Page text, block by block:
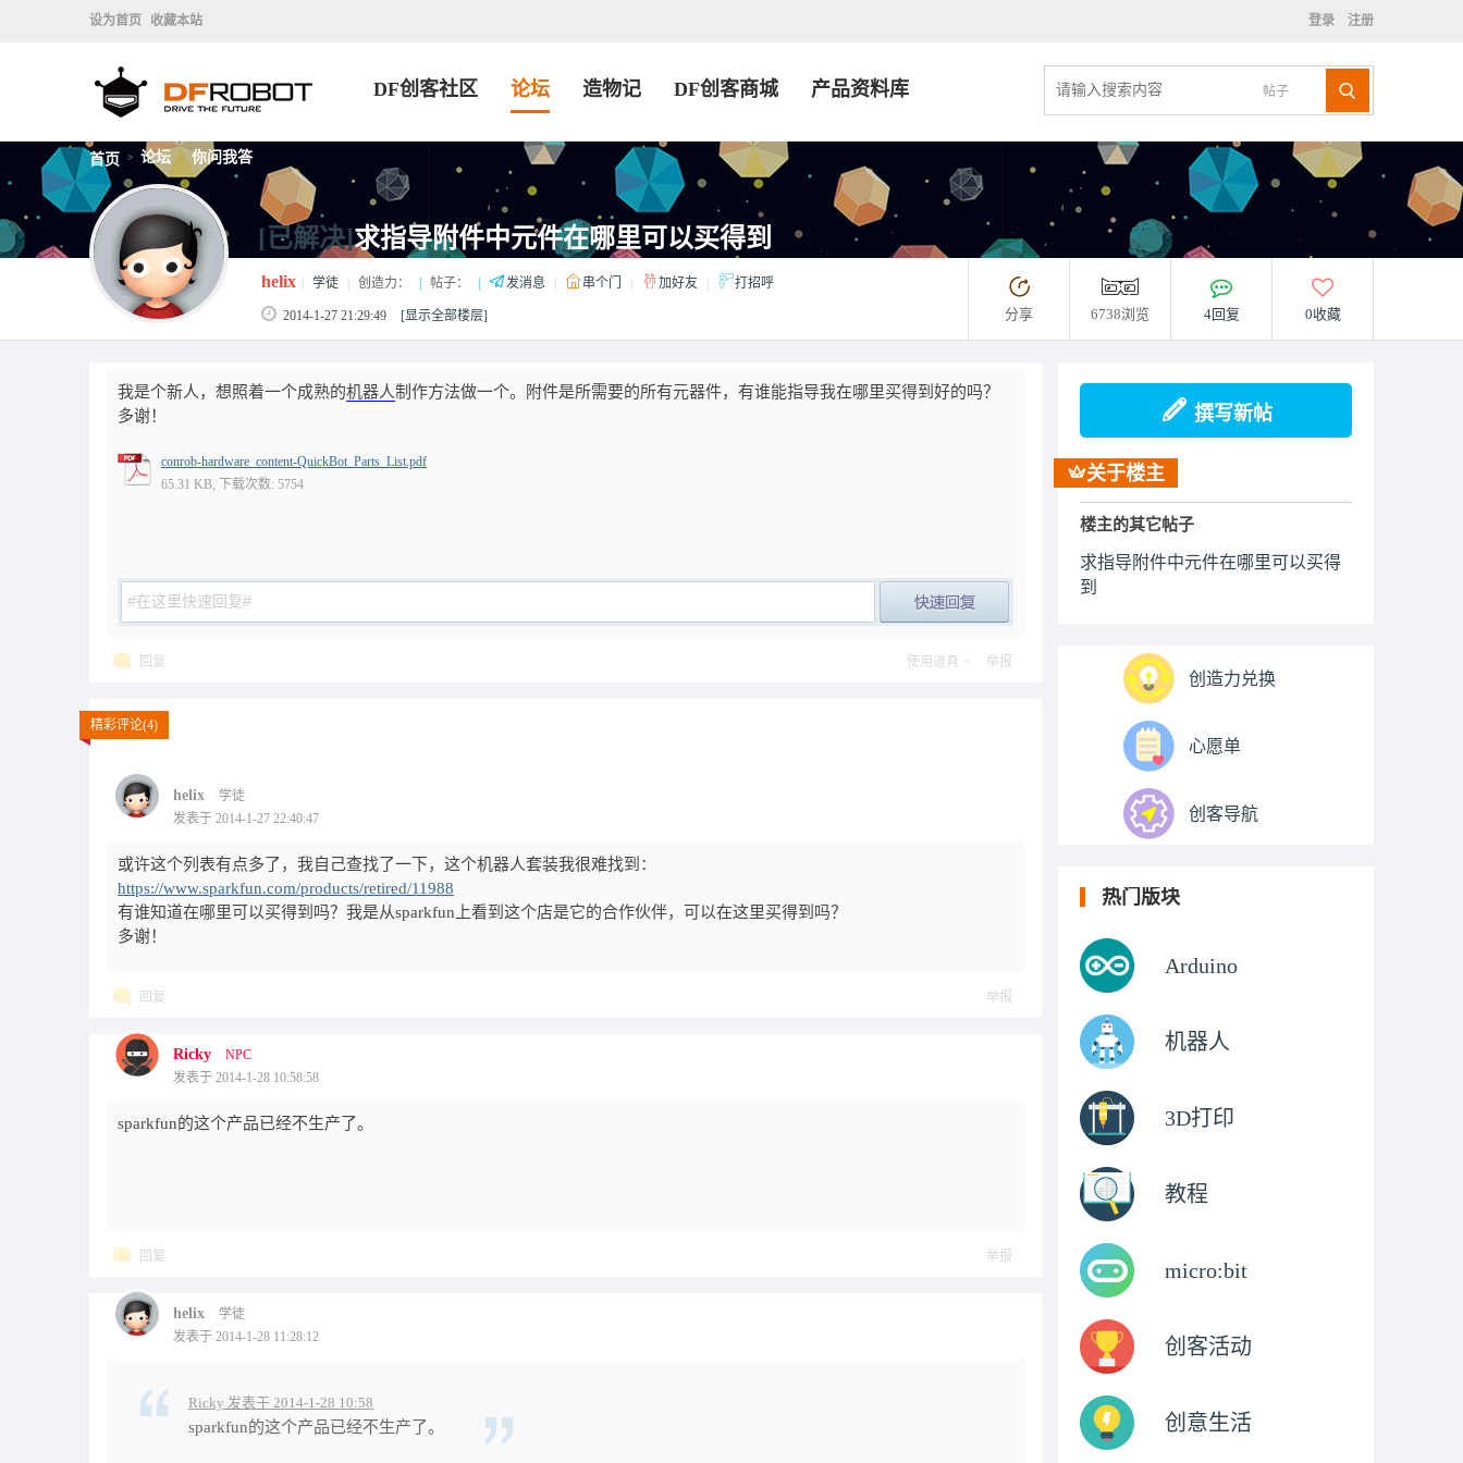
设为首页 收藏本站 登录 注册
帖子
DF创客社区 论坛 造物记 DF创客商城 产品资料库
首页 > 论坛 > 你问我答
[已解决]求指导附件中元件在哪里可以买得到
helix 学徒 创造力： 帖子： 发消息 串个门 加好友 打招呼
2014-1-27 21:29:49 [显示全部楼层] 分享 6738浏览 4回复 0收藏
我是个新人，想照着一个成熟的机器人制作方法做一个。附件是所需要的所有元器件，有谁能指导我在哪里买得到好的吗？
多谢！
conrob-hardware_content-QuickBot_Parts_List.pdf
65.31 KB, 下载次数: 5754
回复 使用道具 举报
精彩评论(4)
helix
学徒
发表于 2014-1-27 22:40:47
或许这个列表有点多了，我自己查找了一下，这个机器人套装我很难找到：
https://www.sparkfun.com/products/retired/11988
有谁知道在哪里可以买得到吗？我是从sparkfun上看到这个店是它的合作伙伴，可以在这里买得到吗？
多谢！
回复 举报
Ricky
NPC
发表于 2014-1-28 10:58:58
sparkfun的这个产品已经不生产了。
回复 举报
helix
学徒
发表于 2014-1-28 11:28:12
Ricky 发表于 2014-1-28 10:58
sparkfun的这个产品已经不生产了。
撰写新帖
关于楼主
楼主的其它帖子
求指导附件中元件在哪里可以买得
到
创造力兑换
心愿单
创客导航
热门版块
Arduino
机器人
3D打印
教程
micro:bit
创客活动
创意生活